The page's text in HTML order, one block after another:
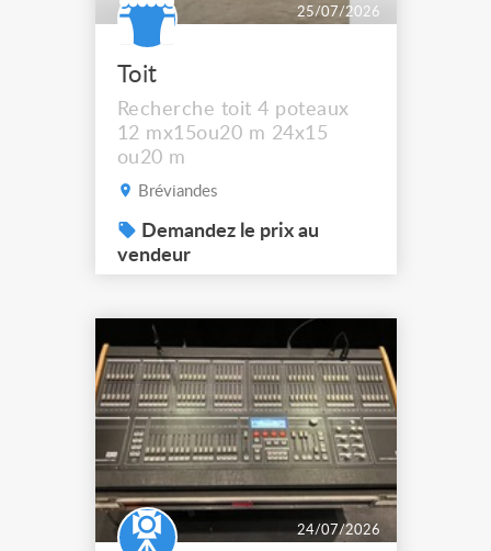
25/07/2026
Toit
Recherche toit 4 poteaux
12 mx15ou20 m 24x15
ou20 m
Bréviandes
Demandez le prix au
vendeur
24/07/2026